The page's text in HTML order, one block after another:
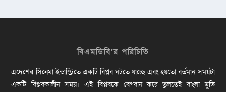
বিএমডিবি’র পরিচিতি
এদেশের সিনেমা ইন্ডাস্ট্রিতে একটি বিপ্লব ঘটতে যাচ্ছে এবং হয়তো বর্তমান সময়টা
একটি বিপ্লবকালীন সময়। এই বিপ্লবকে বেগবান করে তুলতেই বাংলা মুভি